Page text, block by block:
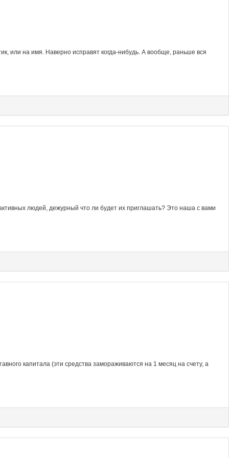
или на имя. Наверно исправят когда-нибудь. А вообще, раньше вся
людей, дежурный что ли будет их приглашать? Это наша с вами
капитала (эти средства замораживаются на 1 месяц на счету, а